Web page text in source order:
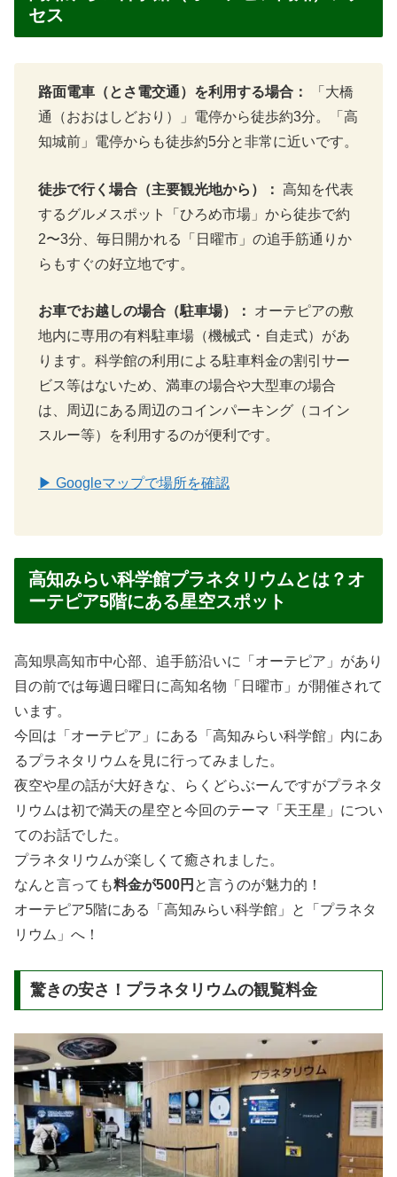
セス
路面電車（とさ電交通）を利用する場合：
「大橋
通（おおはしどおり）」電停から徒歩約3分。「高
知城前」電停からも徒歩約5分と非常に近いです。
徒歩で行く場合（主要観光地から）： 高知を代表
するグルメスポット「ひろめ市場」から徒歩で約
2〜3分、毎日開かれる「日曜市」の追手筋通りか
らもすぐの好立地です。
お車でお越しの場合（駐車場）：
オーテピアの敷
地内に専用の有料駐車場（機械式・自走式）があ
ります。科学館の利用による駐車料金の割引サー
ビス等はないため、満車の場合や大型車の場合
は、周辺にある周辺のコインパーキング（コイン
スルー等）を利用するのが便利です。
▶ Googleマップで場所を確認
高知みらい科学館プラネタリウムとは？オ
ーテピア5階にある星空スポット
高知県高知市中心部、追手筋沿いに「オーテピア」があり
目の前では毎週日曜日に高知名物「日曜市」が開催されて
います。
今回は「オーテピア」にある「高知みらい科学館」内にあ
るプラネタリウムを見に行ってみました。
夜空や星の話が大好きな、らくどらぶーんですがプラネタ
リウムは初で満天の星空と今回のテーマ「天王星」につい
てのお話でした。
プラネタリウムが楽しくて癒されました。
なんと言っても料金が500円 と言うのが魅力的！
オーテピア5階にある「高知みらい科学館」と「プラネタ
リウム」へ！
驚きの安さ！プラネタリウムの観覧料金